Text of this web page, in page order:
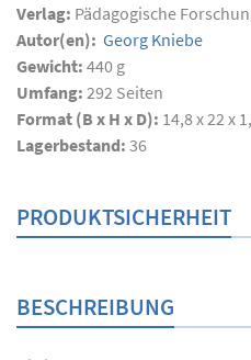
Verlag: Pädagogische
Autor(en): Georg Kniebe
Gewicht: 440 g
Umfang: 292 Seiten
Format (B x H x D): 14,8 x 22 x
Lagerbestand: 36
PRODUKTSICHERHEIT
BESCHREIBUNG